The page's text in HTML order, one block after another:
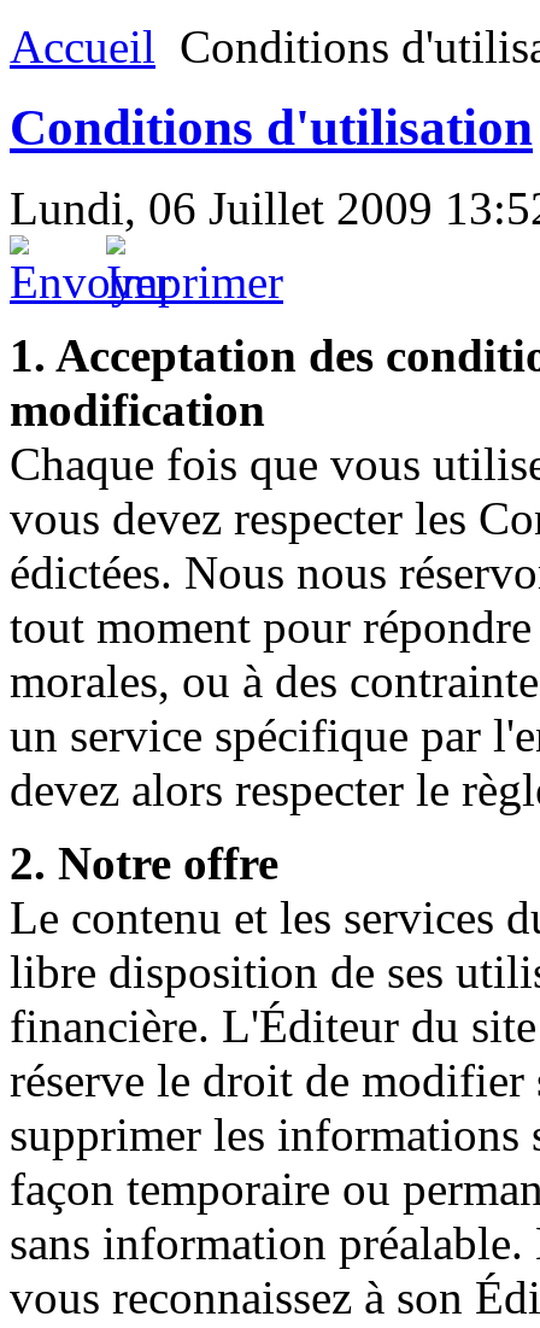
Accueil Conditions
Conditions d'utilisation
Lundi, 06 Juillet 2009
1. Acceptation des
modification
Chaque fois que vous
vous devez respecter les
édictées. Nous nous
tout moment pour
morales, ou à des
un service spécifique par
devez alors respecter le
2. Notre offre
Le contenu et les services
libre disposition de ses
financière. L'Éditeur du
réserve le droit de modifier
supprimer les informations
façon temporaire ou
sans information préalable.
vous reconnaissez à son